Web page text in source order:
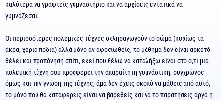
καλύτερα να γραφτείς γυμναστήριο και να αρχίσεις εντατικά να
γυμνάζεσαι.
Οι περισσότερες πολεμικές τέχνες σκληραγωγούν το σώμα (κυρίως τα
άκρα, χέρια πόδια) αλλά μόνο αν αφοσιωθείς, το μάθημα δεν είναι αρκετό
θέλει και προπόνηση σπίτι, εκεί που θέλω να καταλήξω είναι στο ό,τι μια
πολεμική τέχνη σου προσφέρει την απαραίτητη γυμνάστικη, συγχρώνος
όμως και την γνώση της τέχνης, άμα δεν έχεις σκοπό να μάθεις από αυτό,
το μόνο που θα καταφέρεις είναι να βαρεθείς και να το παρατήσεις αργά η